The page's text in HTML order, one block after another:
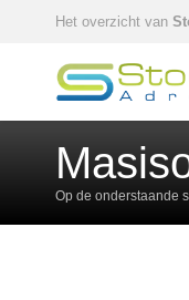
Het overzicht van
Op de onderstaande